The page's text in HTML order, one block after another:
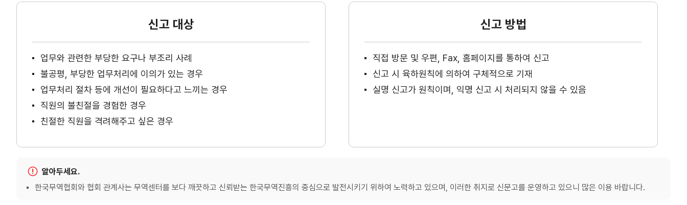
신고 대상
업무와 관련한 부당한 요구나 부조리 사례
불공평, 부당한 업무처리에 이의가 있는 경우
업무처리 절차 등에 개선이 필요하다고 느끼는 경우
직원의 불친절을 경험한 경우
친절한 직원을 격려해주고 싶은 경우
신고 방법
직접 방문 및 우편, Fax, 홈페이지를 통하여 신고
신고 시 육하원칙에 의하여 구체적으로 기재
실명 신고가 원칙이며, 익명 신고 시 처리되지 않을 수 있음
알아두세요.
한국무역협회와 협회 관계사는 무역센터를 보다 깨끗하고 신뢰받는 한국무역진흥의 중심으로 발전시키기 위하여 노력하고 있으며, 이러한 취지로 신문고를 운영하고 있으니 많은 이용 바랍니다.